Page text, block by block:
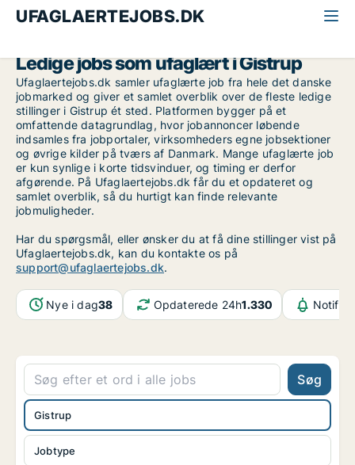
UFAGLAERTEJOBS.DK
Ledige jobs som ufaglært i Gistrup
Ufaglaertejobs.dk samler ufaglærte job fra hele det danske
jobmarked og giver et samlet overblik over de fleste ledige
stillinger i Gistrup ét sted. Platformen bygger på et
omfattende datagrundlag, hvor jobannoncer løbende
indsamles fra jobportaler, virksomheders egne jobsektioner
og øvrige kilder på tværs af Danmark. Mange ufaglærte job
er kun synlige i korte tidsvinduer, og timing er derfor
afgørende. På Ufaglaertejobs.dk får du et opdateret og
samlet overblik, så du hurtigt kan finde relevante
jobmuligheder.
Har du spørgsmål, eller ønsker du at få dine stillinger vist på
Ufaglaertejobs.dk, kan du kontakte os på
support@ufaglaertejobs.dk.
Nye i dag38 Opdaterede 24h1.330
Søg
Jobtype
Gistrup